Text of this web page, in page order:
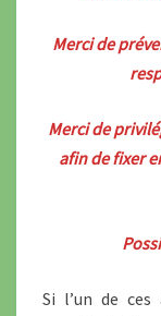
Merci de
Merci de
afin de fixer
Si l’un de ces